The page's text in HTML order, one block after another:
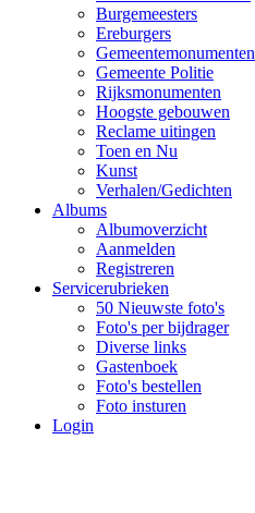
Burgemeesters
Ereburgers
Gemeentemonumenten
Gemeente Politie
Rijksmonumenten
Hoogste gebouwen
Reclame uitingen
Toen en Nu
Kunst
Verhalen/Gedichten
Albums
Albumoverzicht
Aanmelden
Registreren
Servicerubrieken
50 Nieuwste foto's
Foto's per bijdrager
Diverse links
Gastenboek
Foto's bestellen
Foto insturen
Login